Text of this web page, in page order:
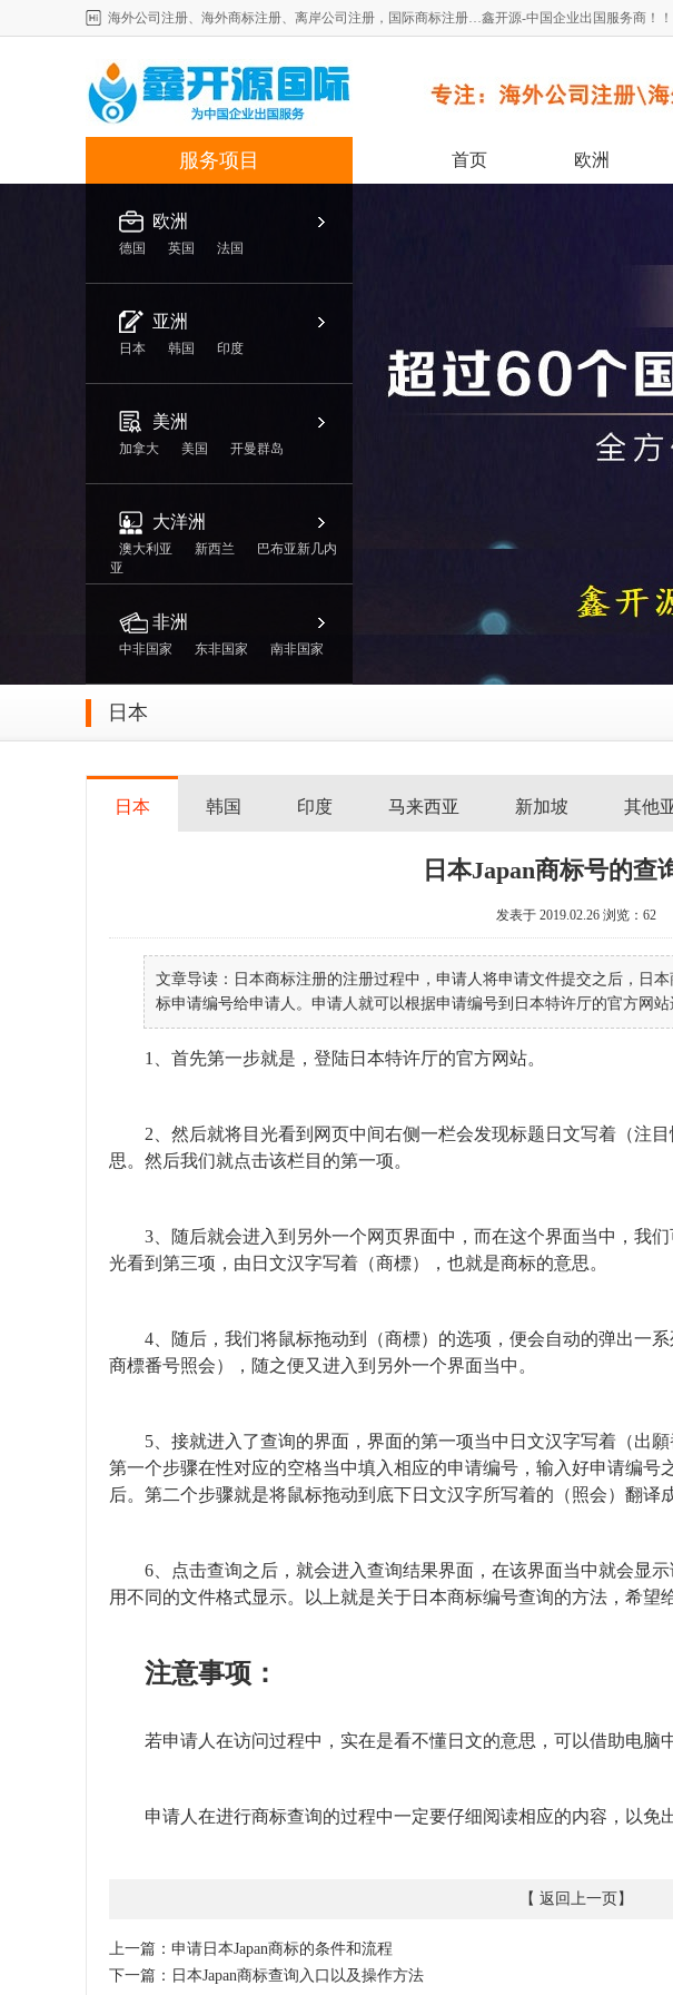
海外公司注册、海外商标注册、离岸公司注册，国际商标注册…鑫开源-中国企业出国服务商！！
服务项目 首页 欧洲
欧洲
德国 英国 法国
亚洲
日本 韩国 印度
美洲
加拿大 美国 开曼群岛
大洋洲
澳大利亚 新西兰
巴布亚新几内
亚
非洲
中非国家 东非国家 南非国家
日本
日本 韩国 印度 马来西亚 新加坡 其他
日本Japan商标号的查
发表于 2019.02.26 浏览： 62
文章导读：日本商标注册的注册过程中，申请人将申请文件提交之后，日
标申请编号给申请人。申请人就可以根据申请编号到日本特许厅的官方网站
1、首先第一步就是，登陆日本特许厅的官方网站。
2、然后就将目光看到网页中间右侧一栏会发现标题日文写着（注目
思。然后我们就点击该栏目的第一项。
3、随后就会进入到另外一个网页界面中，而在这个界面当中，我们
光看到第三项，由日文汉字写着（商標），也就是商标的意思。
4、随后，我们将鼠标拖动到（商標）的选项，便会自动的弹出一系
商標番号照会），随之便又进入到另外一个界面当中。
5、接就进入了查询的界面，界面的第一项当中日文汉字写着（出願
第一个步骤在性对应的空格当中填入相应的申请编号，输入好申请编号
后。第二个步骤就是将鼠标拖动到底下日文汉字所写着的（照会）翻译
6、点击查询之后，就会进入查询结果界面，在该界面当中就会显示
用不同的文件格式显示。以上就是关于日本商标编号查询的方法，希望
注意事项：
若申请人在访问过程中，实在是看不懂日文的意思，可以借助电脑中
申请人在进行商标查询的过程中一定要仔细阅读相应的内容，以免
【 返回上一页 】
上一篇： 申请日本Japan商标的条件和流程
下一篇： 日本Japan商标查询入口以及操作方法